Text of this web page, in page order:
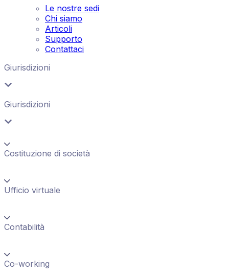
Le nostre sedi
Chi siamo
Articoli
Supporto
Contattaci
Giurisdizioni
Giurisdizioni
Costituzione di società
Ufficio virtuale
Contabilità
Co-working